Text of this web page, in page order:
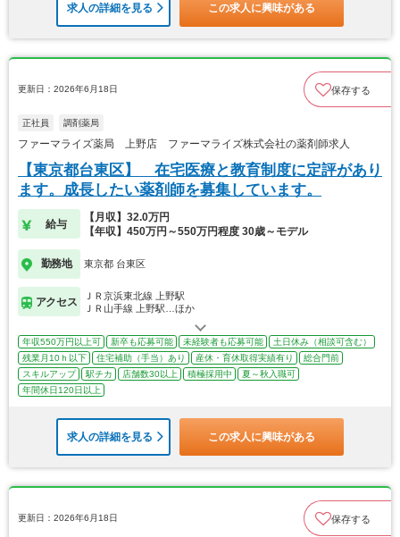
求人の詳細を見る この求人に興味がある
更新日：2026年6月18日 保存する
正社員 調剤薬局
ファーマライズ薬局 上野店 ファーマライズ株式会社の薬剤師求人
【東京都台東区】 在宅医療と教育制度に定評があり
ます。成長したい薬剤師を募集しています。
給与
【月収】32.0万円
【年収】450万円～550万円程度 30歳～モデル
勤務地 東京都 台東区
アクセス
ＪＲ京浜東北線 上野駅
ＪＲ山手線 上野駅…ほか
年収550万円以上可 新卒も応募可能 未経験者も応募可能
土日休み（相談可含む）
残業月10ｈ以下
住宅補助（手当）あり 産休・育休取得実績有り
総合門前
スキルアップ
駅チカ 店舗数30以上 積極採用中
夏～秋入職可
年間休日120日以上
求人の詳細を見る この求人に興味がある
更新日：2026年6月18日 保存する